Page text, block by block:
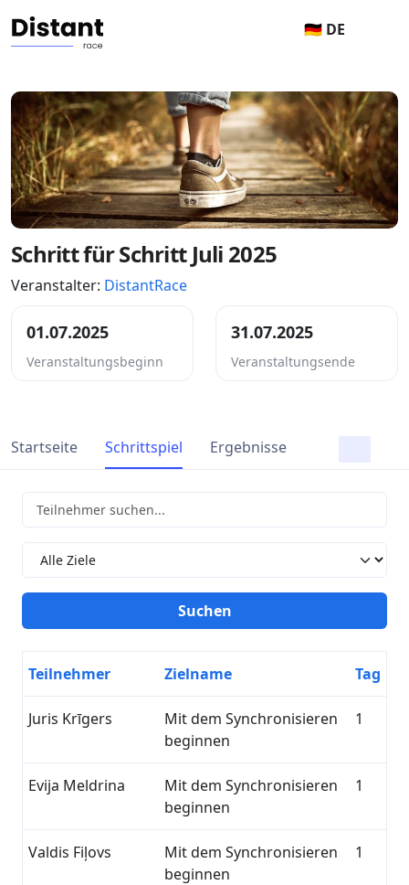
🇩🇪 DE
Schritt für Schritt Juli 2025
Veranstalter: DistantRace
01.07.2025
Veranstaltungsbeginn
31.07.2025
Veranstaltungsende
Startseite Schrittspiel Ergebnisse
Teilnehmer Zielname Tag
Juris Krīgers
Mit dem Synchronisieren
beginnen
1
Evija Meldrina
Mit dem Synchronisieren
beginnen
1
Valdis Fiļovs
Mit dem Synchronisieren
beginnen
1